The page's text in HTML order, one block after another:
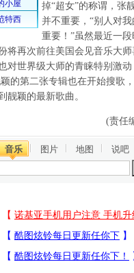
掉“超女”的称谓，张
并不重要，“别人对
重要！”虽然最近一
将再次前往美国会见音乐大
对世界级大师的青睐特别激动
的第二张专辑也在开始搜歌
靓颖的最新歌曲。
(责任
音乐 图片 地图 说吧